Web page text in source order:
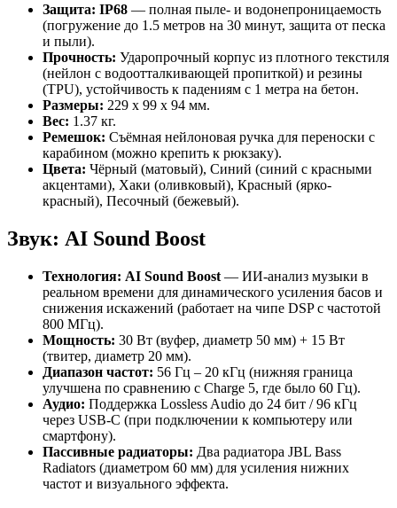
Защита: IP68 — полная пыле- и водонепроницаемость
(погружение до 1.5 метров на 30 минут, защита от песка
и пыли).
Прочность: Ударопрочный корпус из плотного текстиля
(нейлон с водоотталкивающей пропиткой) и резины
(TPU), устойчивость к падениям с 1 метра на бетон.
Размеры: 229 x 99 x 94 мм.
Вес: 1.37 кг.
Ремешок: Съёмная нейлоновая ручка для переноски с
карабином (можно крепить к рюкзаку).
Цвета: Чёрный (матовый), Синий (синий с красными
акцентами), Хаки (оливковый), Красный (ярко-
красный), Песочный (бежевый).
Звук: AI Sound Boost
Технология: AI Sound Boost — ИИ-анализ музыки в
реальном времени для динамического усиления басов и
снижения искажений (работает на чипе DSP с частотой
800 МГц).
Мощность: 30 Вт (вуфер, диаметр 50 мм) + 15 Вт
(твитер, диаметр 20 мм).
Диапазон частот: 56 Гц – 20 кГц (нижняя граница
улучшена по сравнению с Charge 5, где было 60 Гц).
Аудио: Поддержка Lossless Audio до 24 бит / 96 кГц
через USB-C (при подключении к компьютеру или
смартфону).
Пассивные радиаторы: Два радиатора JBL Bass
Radiators (диаметром 60 мм) для усиления нижних
частот и визуального эффекта.